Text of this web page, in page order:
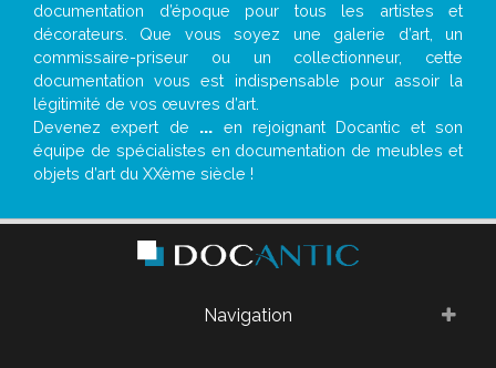
documentation d’époque pour tous les artistes et
décorateurs. Que vous soyez une galerie d’art, un
commissaire-priseur ou un collectionneur, cette
documentation vous est indispensable pour assoir la
légitimité de vos œuvres d’art.
Devenez expert de ... en rejoignant Docantic et son
équipe de spécialistes en documentation de meubles et
objets d’art du XXème siècle !
Navigation